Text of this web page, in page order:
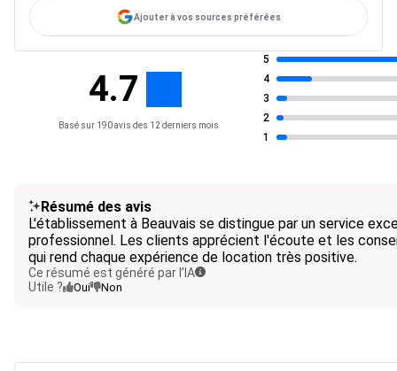
Ajouter à vos sources préférées
4.7
Basé sur 190 avis des 12 derniers mois
5
4
3
2
1
Résumé des avis
L'établissement à Beauvais se distingue par un service
professionnel. Les clients apprécient l'écoute et les
qui rend chaque expérience de location très positive.
Ce résumé est généré par l’IA
Utile ?
Oui Non